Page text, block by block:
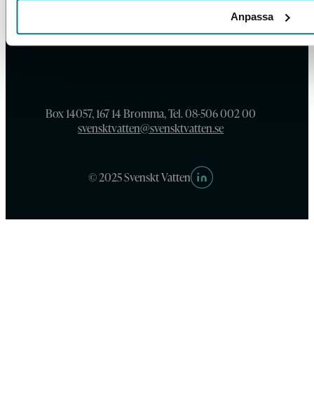
Anpassa
Box 14057, 167 14 Bromma, Tel. 08-506 002 00
svensktvatten@svensktvatten.se
© 2025 Svenskt Vatten